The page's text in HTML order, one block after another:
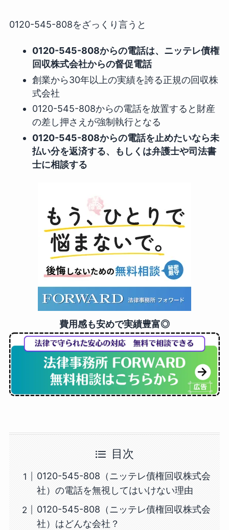
0120-545-808をざっくり言うと
0120-545-808からの電話は、ニッテレ債権
回収株式会社からの督促電話
創業から30年以上の実績を誇る正規の回収株
式会社
0120-545-808からの電話を放置すると財産
の差し押さえが強制執行となる
0120-545-808からの電話を止めたいなら未
払い分を返済する、もしくは弁護士や司法書
士に相談する
費用感も安めで実績豊富◎
目次
0120-545-808（ニッテレ債権回収株式会
社）の電話を無視してはいけない理由
0120-545-808（ニッテレ債権回収株式会
社）はどんな会社？